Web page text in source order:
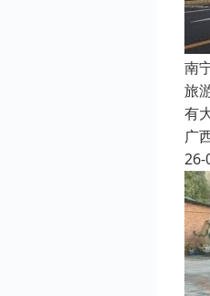
南
旅
有
广
26-